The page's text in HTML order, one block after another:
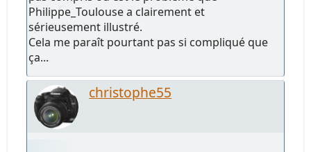
Philippe_Toulouse a clairement et
sérieusement illustré.
Cela me paraît pourtant pas si compliqué que
ça...
christophe55